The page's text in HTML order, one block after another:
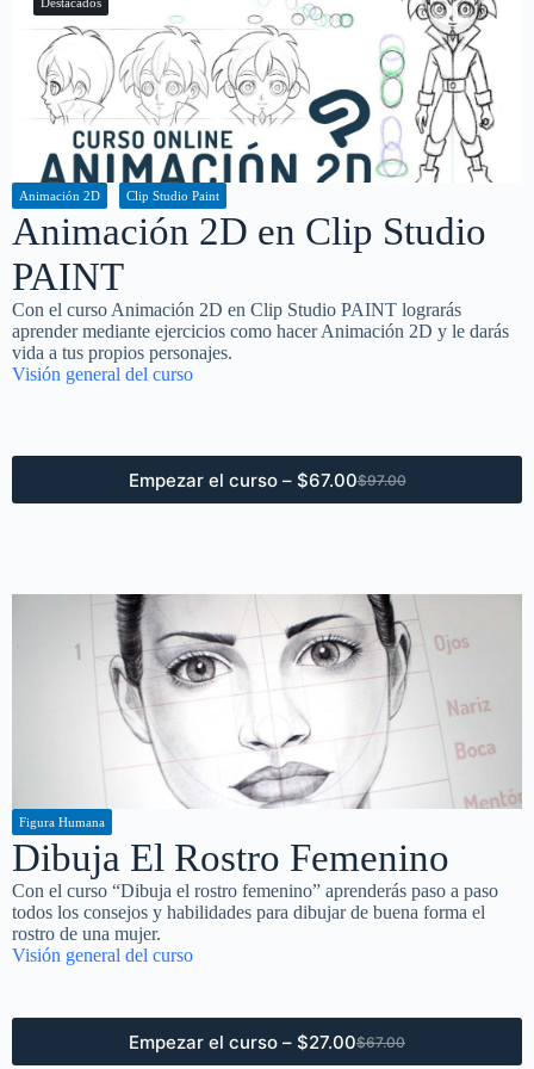
Animación 2D Clip Studio Paint
Animación 2D en Clip Studio
PAINT
Con el curso Animación 2D en Clip Studio PAINT lograrás
aprender mediante ejercicios como hacer Animación 2D y le darás
vida a tus propios personajes.
Visión general del curso
Empezar el curso – $97.00
El
$67.00El
Figura Humana
Dibuja El Rostro Femenino
Con el curso “Dibuja el rostro femenino” aprenderás paso a paso
todos los consejos y habilidades para dibujar de buena forma el
rostro de una mujer.
Visión general del curso
Empezar el curso – $67.00
El
$27.00El